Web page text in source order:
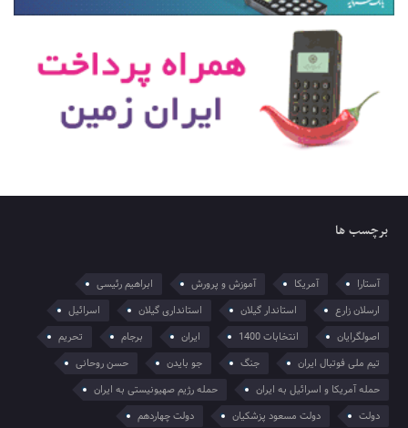
برچسب ها
آستارا آمریکا آموزش و پرورش
ابراهیم رئیسی
ارسلان زارع
استاندار گیلان استانداری گیلان
اسرائیل
اصولگرایان
انتخابات 1400 ایران برجام
تحریم
تیم ملی فوتبال ایران
جنگ جو بایدن
حسن روحانی
حمله آمریکا و اسرائیل به ایران
حمله رژیم صهیونیستی به ایران
دولت
دولت مسعود پزشکیان
دولت چهاردهم